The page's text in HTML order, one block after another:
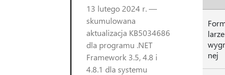
13 lutego 2024 r. —
skumulowana
aktualizacja KB5034686
dla programu .NET
Framework 3.5, 4.8 i
4.8.1 dla systemu
larze
nej